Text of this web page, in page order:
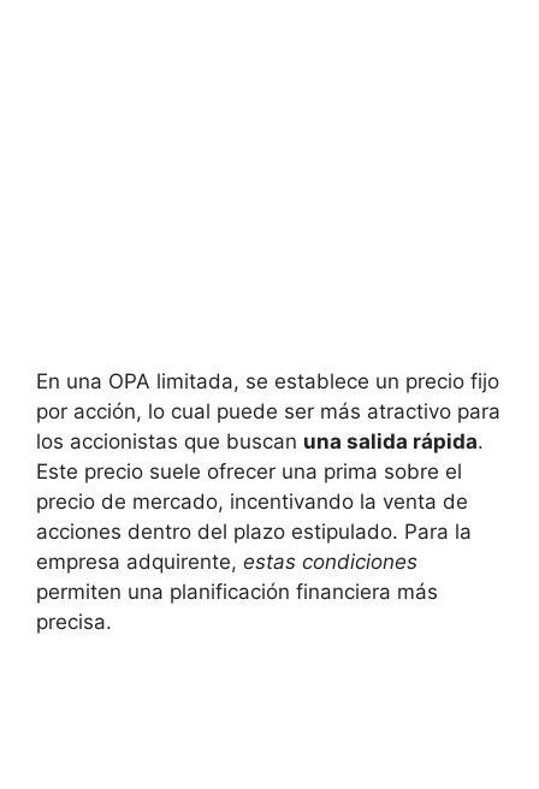
En una OPA limitada, se establece un precio fijo
por acción, lo cual puede ser más atractivo para
los accionistas que buscan una salida rápida.
Este precio suele ofrecer una prima sobre el
precio de mercado, incentivando la venta de
acciones dentro del plazo estipulado. Para la
empresa adquirente, estas condiciones
permiten una planificación financiera más
precisa.